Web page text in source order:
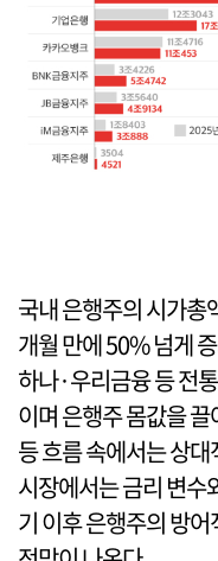
국내 은행주의 시가총
개월 만에 50% 넘게
하나·우리금융 등 전
이며 은행주 몸값을
등 흐름 속에서는 상
시장에서는 금리 변수
기 이후 은행주의 방